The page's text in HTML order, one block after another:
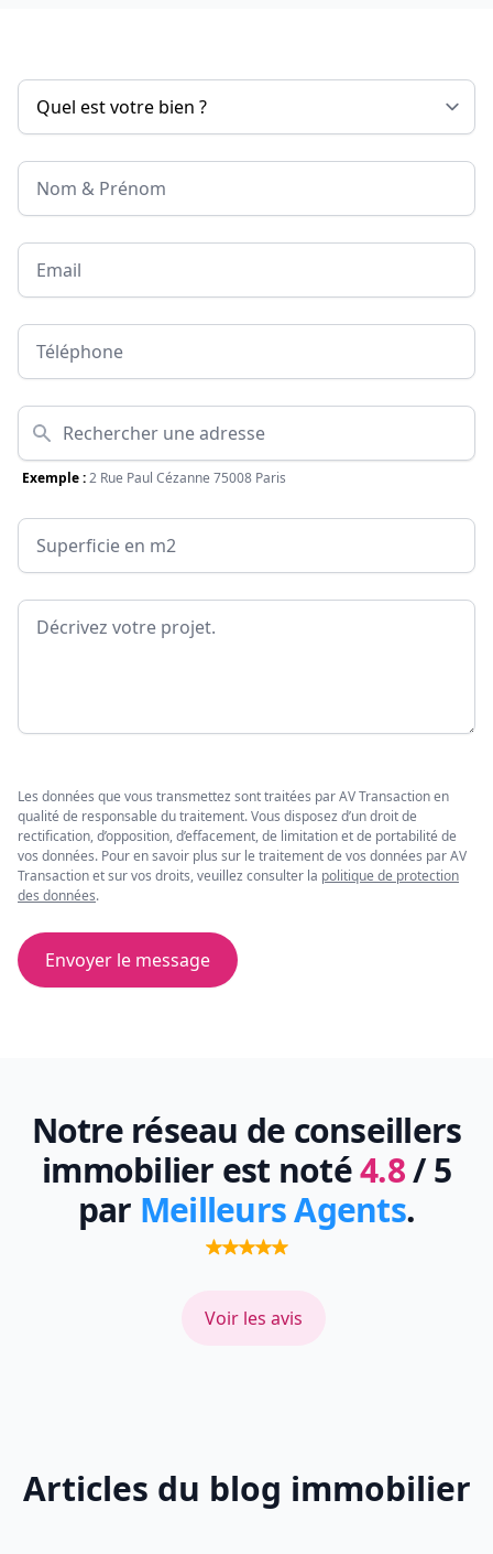
Nom & Prénom
Email
Téléphone
Adresse
Exemple :2 Rue Paul Cézanne 75008 Paris
Surface
Message
Les données que vous transmettez sont traitées par AV Transaction en
qualité de responsable du traitement. Vous disposez d’un droit de
rectification, d’opposition, d’effacement, de limitation et de portabilité de
vos données. Pour en savoir plus sur le traitement de vos données par AV
Transaction et sur vos droits, veuillez consulter la politique de protection
des données.
Envoyer le message
Notre réseau de conseillers
immobilier est noté4.8/ 5
par Meilleurs Agents.
Voir les avis
Articles du blog immobilier